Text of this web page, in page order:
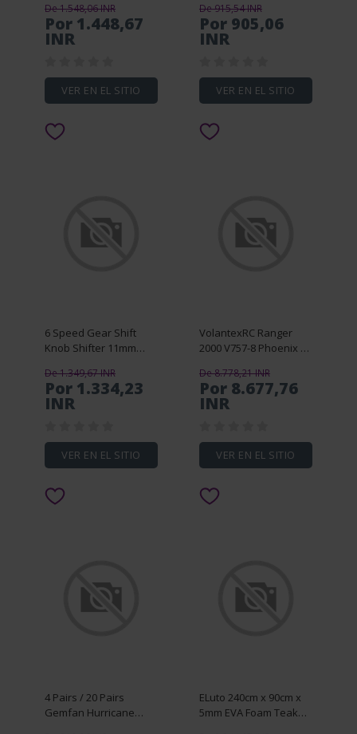
Shaft Brushless Motor
for Crux35 Whoop RC
FPV Racing Drone
De 1.548,06 INR
Por 1.448,67
INR
VER EN EL SITIO
Find My APP ITag
Locator Air Tags Pet
Key Finder for iOS
De 915,54 INR
Por 905,06
INR
VER EN EL SITIO
6 Speed Gear Shift
Knob Shifter 11mm
Gaitor Cover For VW
Golf 5 6
De 1.349,67 INR
Por 1.334,23
INR
VER EN EL SITIO
VolantexRC Ranger
2000 V757-8 Phoenix V2
Spare Part Main Wing
Without Decals
De 8.778,21 INR
Por 8.677,76
INR
VER EN EL SITIO
4 Pairs / 20 Pairs
Gemfan Hurricane
ELuto 240cm x 90cm x
5mm EVA Foam Teak